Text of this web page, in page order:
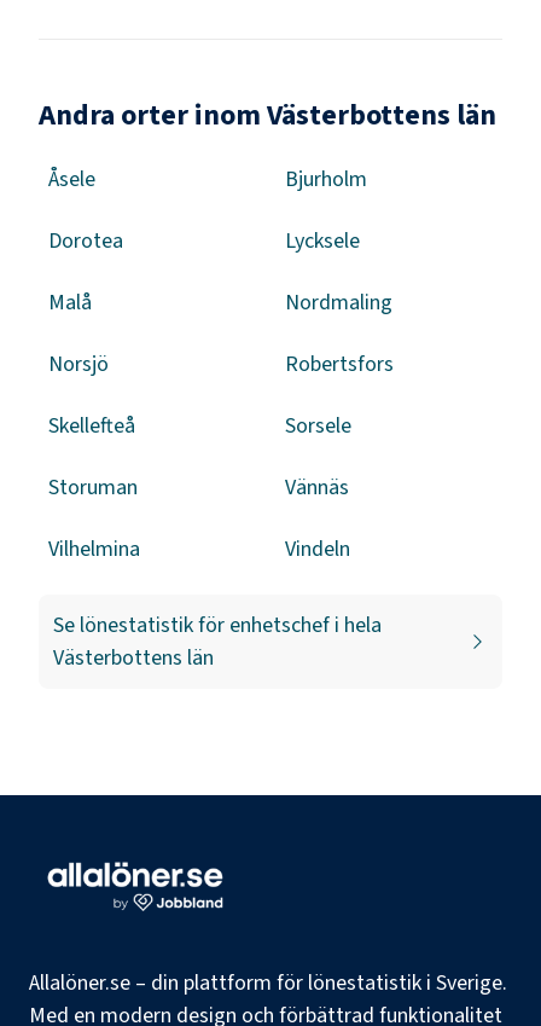
Andra orter inom Västerbottens län
Åsele Bjurholm
Dorotea Lycksele
Malå Nordmaling
Norsjö Robertsfors
Skellefteå Sorsele
Storuman Vännäs
Vilhelmina Vindeln
Se lönestatistik för enhetschef i hela
Västerbottens län
Allalöner.se – din plattform för lönestatistik i Sverige.
Med en modern design och förbättrad funktionalitet